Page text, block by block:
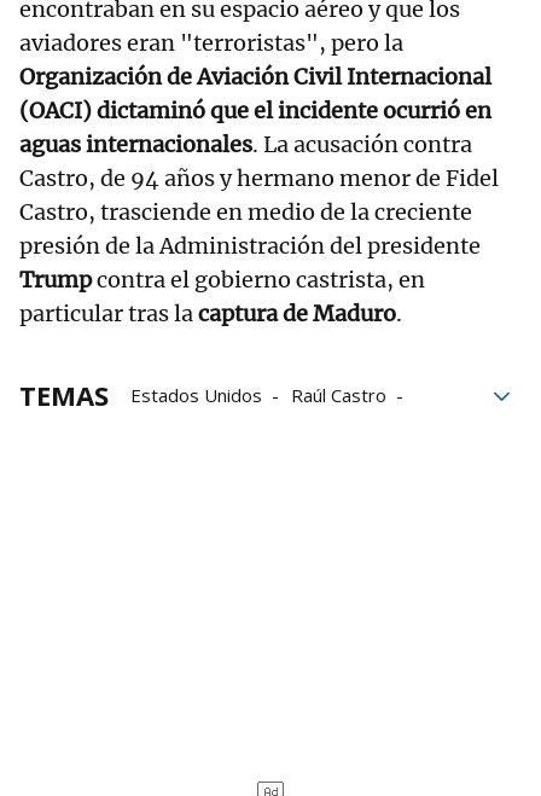
encontraban en su espacio aéreo y que los
aviadores eran "terroristas", pero la
Organización de Aviación Civil Internacional
(OACI) dictaminó que el incidente ocurrió en
aguas internacionales. La acusación contra
Castro, de 94 años y hermano menor de Fidel
Castro, trasciende en medio de la creciente
presión de la Administración del presidente
Trumpcontra el gobierno castrista, en
particular tras lacaptura de Maduro.
TEMAS Estados Unidos
Raúl Castro